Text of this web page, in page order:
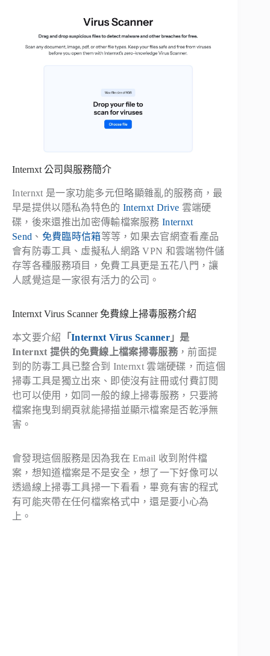
Internxt 公司與服務簡介
Internxt 是一家功能多元但略顯雜亂的服務商，最
早是提供以隱私為特色的 Internxt Drive 雲端硬
碟，後來還推出加密傳輸檔案服務Internxt
Send 、 免費臨時信箱等等，如果去官網查看產品
會有防毒工具、虛擬私人網路 VPN 和雲端物件儲
存等各種服務項目，免費工具更是五花八門，讓
人感覺這是一家很有活力的公司。
Internxt Virus Scanner 免費線上掃毒服務介紹
本文要介紹 「Internxt Virus Scanner」是
Internxt 提供的免費線上檔案掃毒服務 ，前面提
到的防毒工具已整合到 Internxt 雲端硬碟，而這個
掃毒工具是獨立出來、即使沒有註冊或付費訂閱
也可以使用，如同一般的線上掃毒服務，只要將
檔案拖曳到網頁就能掃描並顯示檔案是否乾淨無
害。
會發現這個服務是因為我在 Email 收到附件檔
案，想知道檔案是不是安全，想了一下好像可以
透過線上掃毒工具掃一下看看，畢竟有害的程式
有可能夾帶在任何檔案格式中，還是要小心為
上。